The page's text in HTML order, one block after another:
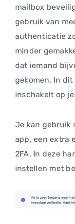
mailbox
gebruik van
authenticatie
minder
dat iemand
gekomen. In
inschakelt op
Je kan gebruik
app, een extra
2FA. In deze
instellen met